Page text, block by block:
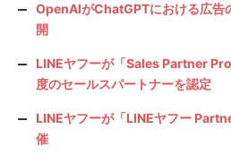
OpenAIがChatGPTにおける広告
開
LINEヤフーが「Sales Partner
度のセールスパートナーを認定
LINEヤフーが「LINEヤフー
催